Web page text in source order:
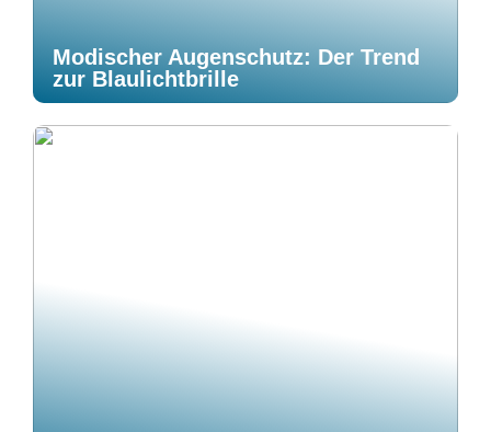
Modischer Augenschutz: Der Trend
zur Blaulichtbrille